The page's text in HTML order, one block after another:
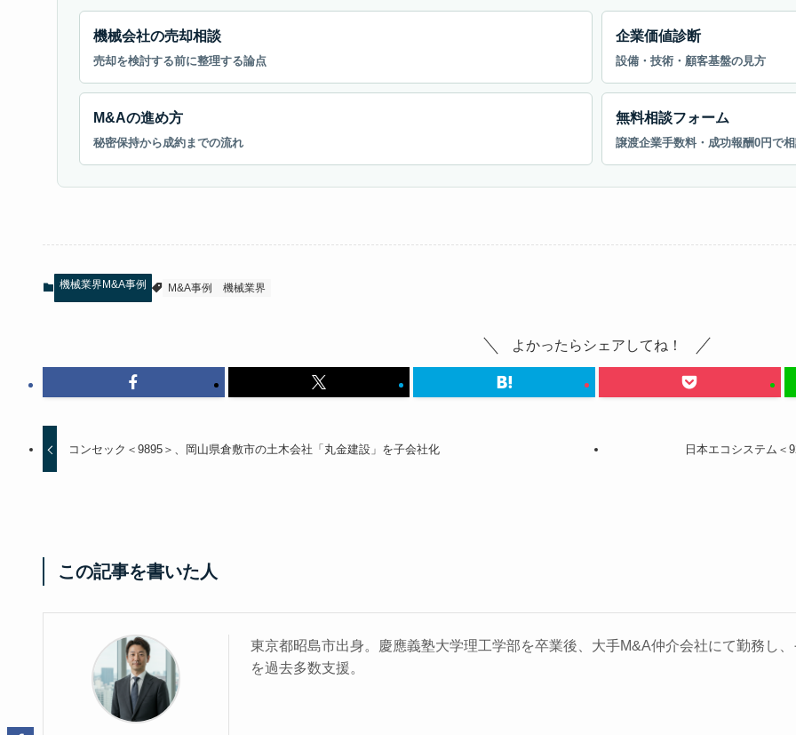
機械会社の売却相談
売却を検討する前に整理する論点
企業価値診断
設備・技術・顧客基盤の見方
M&Aの進め方
秘密保持から成約までの流れ
無料相談フォーム
譲渡企業手数料・成功報酬0円で
機械業界M&A事例 M&A事例 機械業界
よかったらシェアしてね！
コンセック＜9895＞、岡山県倉敷市の土木会社「丸金建設」を子会社化 日本エコシステム＜
この記事を書いた人
東京都昭島市出身。慶應義塾大学理工学部を卒業後、大手M&A仲介会社にて勤務し
を過去多数支援。